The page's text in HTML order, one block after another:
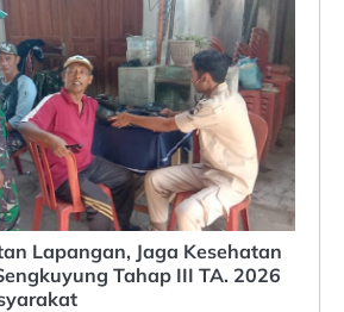
Lapangan, Jaga Kesehatan
Tahap III TA. 2026